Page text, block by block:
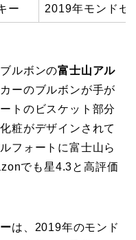
ー 2019年モンドセ
ルボンの富士山アル
ーのブルボンが手が
トのビスケット部分
粧がデザインされて
フォートに富士山ら
でも星4.3と高評価
は、2019年のモンド